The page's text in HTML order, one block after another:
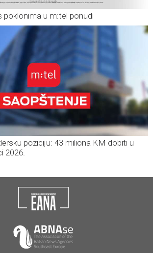
poklonima u m:tel ponudi
poziciju: 43 miliona KM dobiti u
2026.